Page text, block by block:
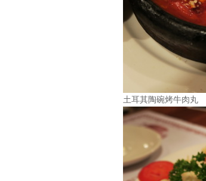
土耳其陶碗烤牛肉丸